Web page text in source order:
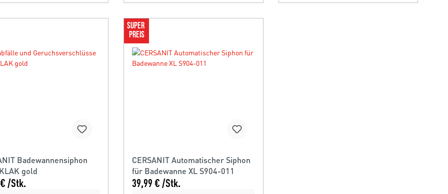
Badewannensiphon
gold
/Stk.
SUPER
PREIS
CERSANIT Automatischer Siphon
für Badewanne XL S904-011
39,99 € /Stk.